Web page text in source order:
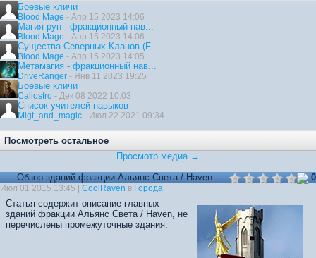
Боевые кличи
Blood Mage - Апр 15 2023 14:06
Магия рун - фракционный нав...
Blood Mage - Апр 15 2023 14:06
Существа Северных Кланов (F...
Blood Mage - Апр 15 2023 14:05
Метамагия - фракционный нав...
DriveRanger - Янв 11 2023 19:25
Боевые кличи
Caliostro - Дек 08 2022 10:03
Список учителей навыков
Migt_and_magic - Июл 22 2021 09:34
Посмотреть остальное
Просмотр медиа →
0
Обзор зданий фракции Альянс Света / Haven
Июл 01 2015 13:45 | CoolRaven в Города
Статья содержит описание главных
зданий фракции Альянс Света / Haven, не
перечислены промежуточные здания.